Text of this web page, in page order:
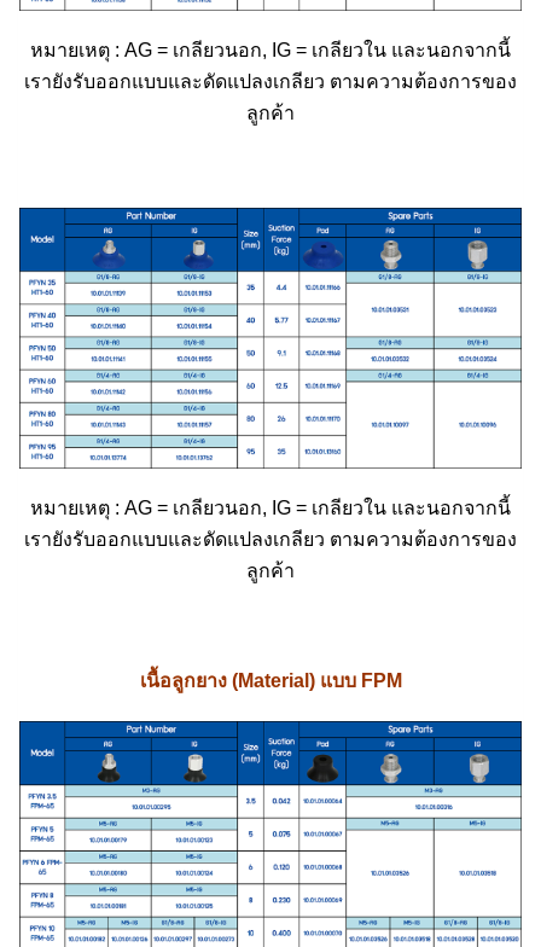
หมายเหตุ : AG = เกลียวนอก, IG = เกลียวใน และนอกจากนี้
เรายังรับออกแบบและดัดแปลงเกลียว ตามความต้องการของ
ลูกค้า
หมายเหตุ : AG = เกลียวนอก, IG = เกลียวใน และนอกจากนี้
เรายังรับออกแบบและดัดแปลงเกลียว ตามความต้องการของ
ลูกค้า
เนื้อลูกยาง (Material) แบบ FPM